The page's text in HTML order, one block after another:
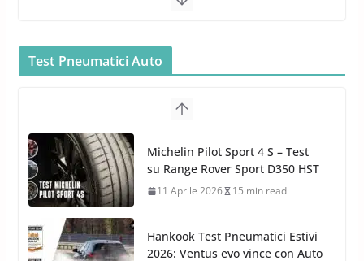
Car Care
26 Marzo 2025 2 min read
Azoto
26 Marzo 2025 2 min read
Test Pneumatici Auto
Hankook Test Pneumatici Estivi
2026: Ventus evo vince con Auto
Bild, Ventus Prime 4 convince